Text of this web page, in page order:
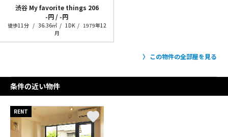
渋谷 My favorite things 206
-円 / -円
徒歩11分 36.36㎡ 1DK
1979年12
月
この物件の全部屋を見る
条件の近い物件
RENT